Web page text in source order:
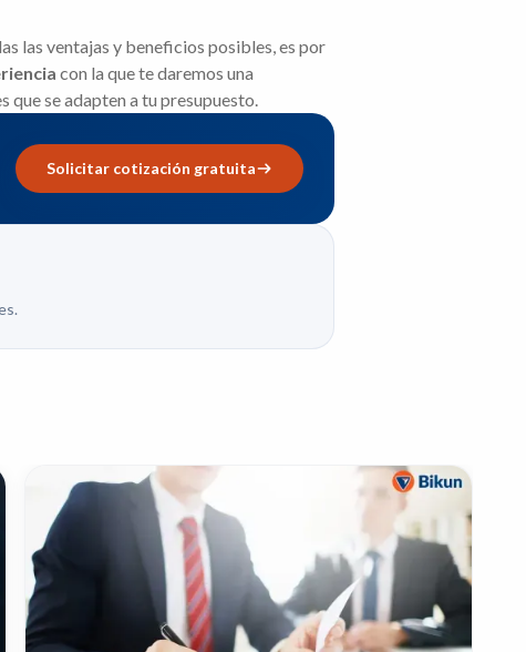
las ventajas y beneficios posibles, es por
con la que te daremos una
se adapten a tu presupuesto.
Solicitar cotización gratuita